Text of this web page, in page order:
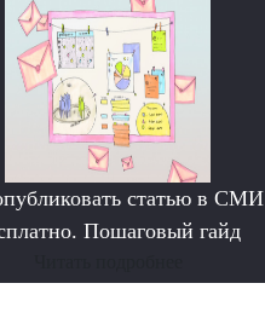
статью в СМИ
Пошаговый гайд